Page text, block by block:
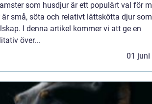
som husdjur är ett populärt val för
små, söta och relativt lättskötta djur
I denna artikel kommer vi att ge en
över...
01 juni